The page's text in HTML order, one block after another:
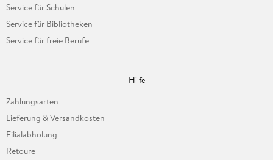
Service für Schulen
Service für Bibliotheken
Service für freie Berufe
Hilfe
Zahlungsarten
Lieferung & Versandkosten
Filialabholung
Retoure